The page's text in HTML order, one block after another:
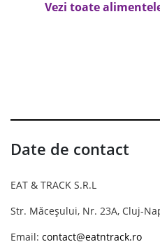
Vezi toate
Date de contact
EAT & TRACK S.R.L
Str. Măceșului, Nr. 23A, Cluj-
Email: contact@eatntrack.ro